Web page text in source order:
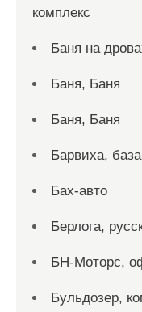
комплекс
Баня на
Баня, Баня
Баня, Баня
Барвиха,
Бах-авто
Берлога,
БН-Моторс,
Бульдозер,